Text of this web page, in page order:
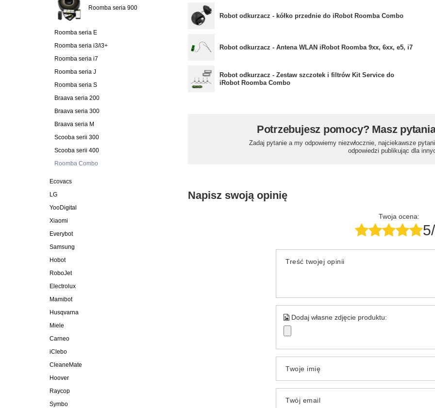
Roomba seria 900
Roomba seria E
Roomba seria i3/i3+
Roomba seria i7
Roomba seria J
Roomba seria S
Braava seria 200
Braava seria 300
Braava seria M
Scooba serii 300
Scooba serii 400
Roomba Combo
Ecovacs
LG
YooDigital
Xiaomi
Everybot
Samsung
Hobot
RoboJet
Electrolux
Mamibot
Husqvarna
Miele
Carneo
iClebo
CleaneMate
Hoover
Raycop
Symbo
Robot odkurzacz - kółko przednie do iRobot Roomba Combo
Robot odkurzacz - Antena WLAN iRobot Roomba 9xx, 6xx, e5, i7
Robot odkurzacz - Zestaw szczotek i filtrów Kit Service do
iRobot Roomba Combo
Potrzebujesz pomocy? Masz
Zadaj pytanie a my odpowiemy niezwłocznie, najciekawsze
odpowiedzi publikując dla
Napisz swoją opinię
Twoja ocena:
Treść twojej opinii
Dodaj własne zdjęcie produktu:
Twoje imię
Twój email